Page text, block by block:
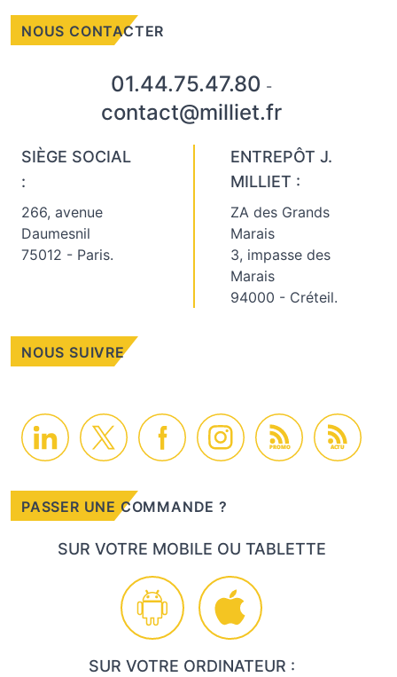
NOUS CONTACTER
01.44.75.47.80 -
contact@milliet.fr
SIÈGE SOCIAL
:
266, avenue
Daumesnil
75012 - Paris.
ENTREPÔT J.
MILLIET :
ZA des Grands
Marais
3, impasse des
Marais
94000 - Créteil.
NOUS SUIVRE
PROMO ACTU
PASSER UNE COMMANDE ?
SUR VOTRE MOBILE OU TABLETTE
SUR VOTRE ORDINATEUR :